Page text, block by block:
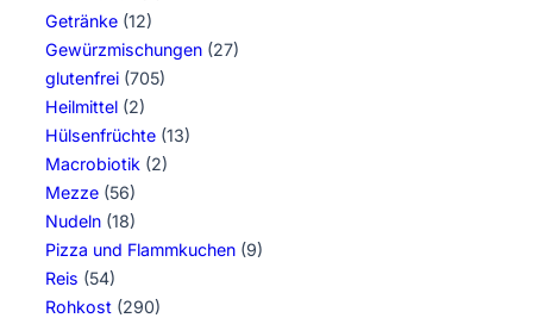
Getränke (12)
Gewürzmischungen (27)
glutenfrei (705)
Heilmittel (2)
Hülsenfrüchte (13)
Macrobiotik (2)
Mezze (56)
Nudeln (18)
Pizza und Flammkuchen (9)
Reis (54)
Rohkost (290)